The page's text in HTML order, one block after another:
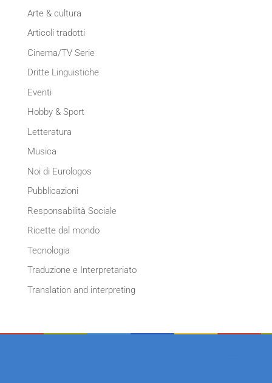
Arte & cultura
Articoli tradotti
Cinema/TV Serie
Dritte Linguistiche
Eventi
Hobby & Sport
Letteratura
Musica
Noi di Eurologos
Pubblicazioni
Responsabilità Sociale
Ricette dal mondo
Tecnologia
Traduzione e Interpretariato
Translation and interpreting